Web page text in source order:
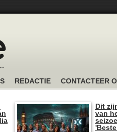
REDACTIE CONTACTEER
Dit
van